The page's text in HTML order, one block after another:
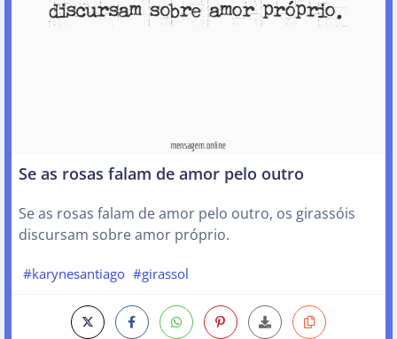
Se as rosas falam de amor pelo outro
Se as rosas falam de amor pelo outro, os girassóis
discursam sobre amor próprio.
#karynesantiago #girassol